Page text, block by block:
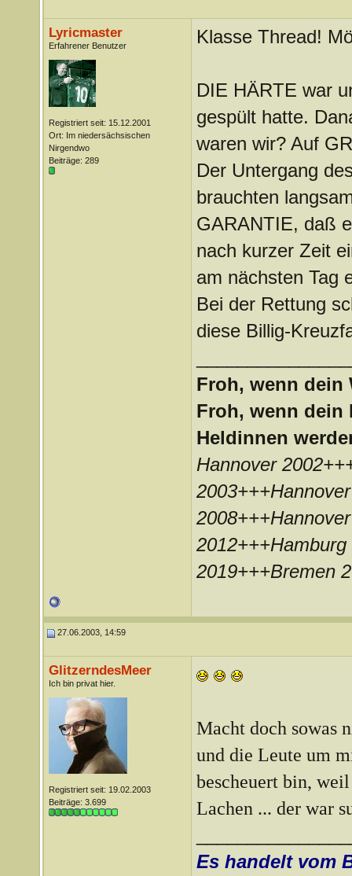
Lyricmaster
Erfahrener Benutzer
Registriert seit: 15.12.2001
Ort: Im niedersächsischen
Nirgendwo
Beiträge: 289
Klasse Thread!
DIE HÄRTE war
gespült hatte.
waren wir? Auf
Der Untergang
brauchten
GARANTIE, daß
nach kurzer Zeit
am nächsten Tag
Bei der Rettung
diese Billig-
Froh, wenn dein
Froh, wenn dein
Heldinnen
Hannover
2019+++Bremen
27.06.2003, 14:59
GlitzerndesMeer
Ich bin privat hier.
Registriert seit: 19.02.2003
Beiträge: 3.699
Macht doch sowas
und die Leute um
bescheuert bin,
Lachen ... der war
Es handelt vom